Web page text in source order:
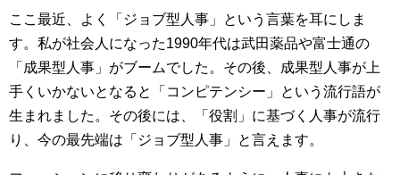
ここ最近、よく「ジョブ型人事」という言葉を耳にしま
す。私が社会人になった1990年代は武田薬品や富士通の
「成果型人事」がブームでした。その後、成果型人事が上
手くいかないとなると「コンピテンシー」という流行語が
生まれました。その後には、「役割」に基づく人事が流行
り、今の最先端は「ジョブ型人事」と言えます。